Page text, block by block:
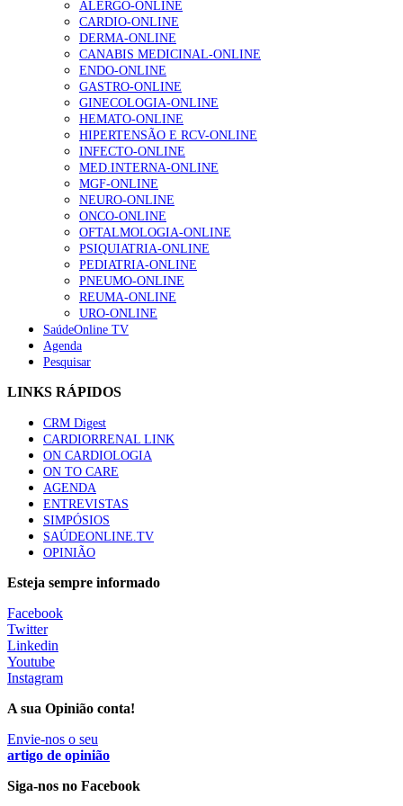
Enfermagem Forense. “Da urgência ao tribunal, cada
gesto conta e cada profissional faz a diferença”
202 visualizações
Alguns milhares de utentes podem ficar sem médico de
família com nova regras do registo, alerta associação
155 visualizações
1.º Episódio do Podcast “Frequência Cardio – Sintoniza-
te na Insuficiência Cardíaca” da Bayer
99 visualizações
“Os programas de rastreio do cancro do pulmão são
custo-efetivos e representam um investimento
sustentável para os sistemas de saúde”
88 visualizações
Quase quatro em cada dez doentes com enfarte
apresentavam níveis elevados de Lp(a), revela estudo
86 visualizações
Trodelvy aprovado para primeira linha no cancro da
mama triplo negativo metastático em doentes não
elegíveis para inibidores PD-(L)1
61 visualizações
MAIS NOTÍCIAS
Quase 11.900 jovens recorreram aos cheques psicólogo e
nutricionista no primeiro mês
7 Ago, 2026|0 Comments
ULS de Coimbra estreia cirurgia endoscópica do ouvido com
apoio robótico em Portugal
ALERGO-ONLINE
CARDIO-ONLINE
DERMA-ONLINE
CANABIS MEDICINAL-ONLINE
ENDO-ONLINE
GASTRO-ONLINE
GINECOLOGIA-ONLINE
HEMATO-ONLINE
HIPERTENSÃO E RCV-ONLINE
INFECTO-ONLINE
MED.INTERNA-ONLINE
MGF-ONLINE
NEURO-ONLINE
ONCO-ONLINE
OFTALMOLOGIA-ONLINE
PSIQUIATRIA-ONLINE
PEDIATRIA-ONLINE
PNEUMO-ONLINE
REUMA-ONLINE
URO-ONLINE
SaúdeOnline TV
Agenda
Pesquisar
LINKS RÁPIDOS
CRM Digest
CARDIORRENAL LINK
ON CARDIOLOGIA
ON TO CARE
AGENDA
ENTREVISTAS
SIMPÓSIOS
SAÚDEONLINE.TV
OPINIÃO
Esteja sempre informado
Facebook
Twitter
Linkedin
Youtube
Instagram
A sua Opinião conta!
Envie-nos o seu
artigo de opinião
Siga-nos no Facebook